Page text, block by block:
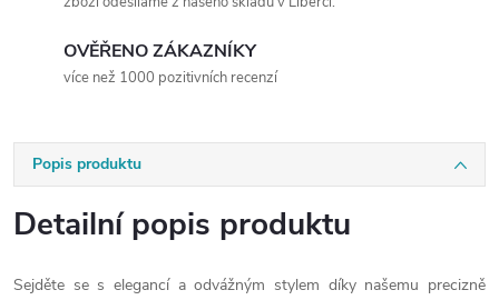
OVĚŘENO ZÁKAZNÍKY
více než 1000 pozitivních recenzí
Popis produktu
Detailní popis produktu
Sejděte se s elegancí a odvážným stylem díky našemu precizně